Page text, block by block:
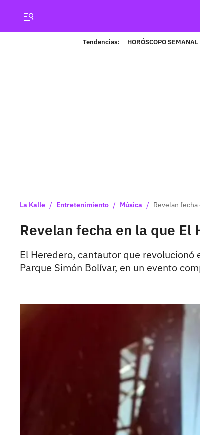
Tendencias: HORÓSCOPO SEMANAL
La Kalle / Entretenimiento / Música / Revelan
Revelan fecha en la que
El Heredero, cantautor que
Parque Simón Bolívar, en un evento